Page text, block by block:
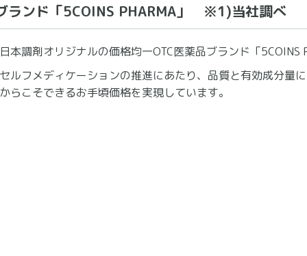
ランド「5COINS PHARMA」 ※1)当社調べ
日本調剤オリジナルの価格均一OTC医薬品ブランド「5COINS
セルフメディケーションの推進にあたり、品質と有効成分量
からこそできるお手頃価格を実現しています。